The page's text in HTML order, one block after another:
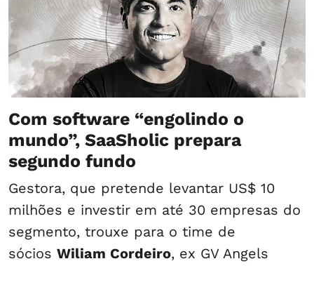
Com software “engolindo o
mundo”, SaaSholic prepara
segundo fundo
Gestora, que pretende levantar US$ 10
milhões e investir em até 30 empresas do
segmento, trouxe para o time de
sócios Wiliam Cordeiro, ex GV Angels